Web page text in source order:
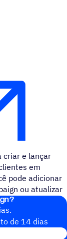
criar e lançar
em
pode adicionar
ou atualizar
de 14 dias